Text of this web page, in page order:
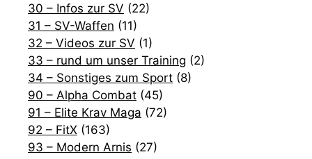
30 – Infos zur SV (22)
31 – SV-Waffen (11)
32 – Videos zur SV (1)
33 – rund um unser Training (2)
34 – Sonstiges zum Sport (8)
90 – Alpha Combat (45)
91 – Elite Krav Maga (72)
92 – FitX (163)
93 – Modern Arnis (27)